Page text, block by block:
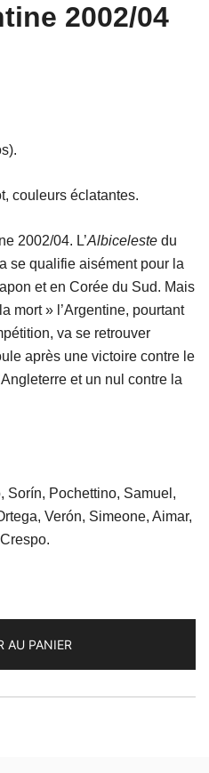
2002/04
couleurs éclatantes.
2002/04. L’Albiceleste du
se qualifie aisément pour la
et en Corée du Sud. Mais
mort » l’Argentine, pourtant
va se retrouver
après une victoire contre le
et un nul contre la
Sorín, Pochettino, Samuel,
Verón, Simeone, Aimar,
AU PANIER